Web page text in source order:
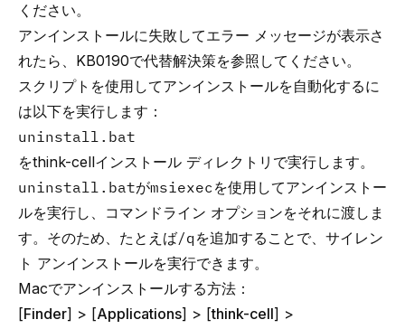
ください。
アンインストールに失敗してエラー メッセージが表示さ
れたら、 KB0190で代替解決策を参照してください。
スクリプトを使用してアンインストールを自動化するに
は以下を実行します：
uninstall.bat
をthink-cellインストール ディレクトリで実行します。
uninstall.batがmsiexec を使用してアンインストー
ルを実行し、 コマンドライン オプションをそれに渡しま
す。そのため、たとえば/q を追加することで、サイレン
ト アンインストールを実行できます。
Macでアンインストールする方法：
[Finder] > [Applications] > [think-cell] >